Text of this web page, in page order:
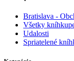
Bratislava -
Všetky
Udalosti
Spriatelené